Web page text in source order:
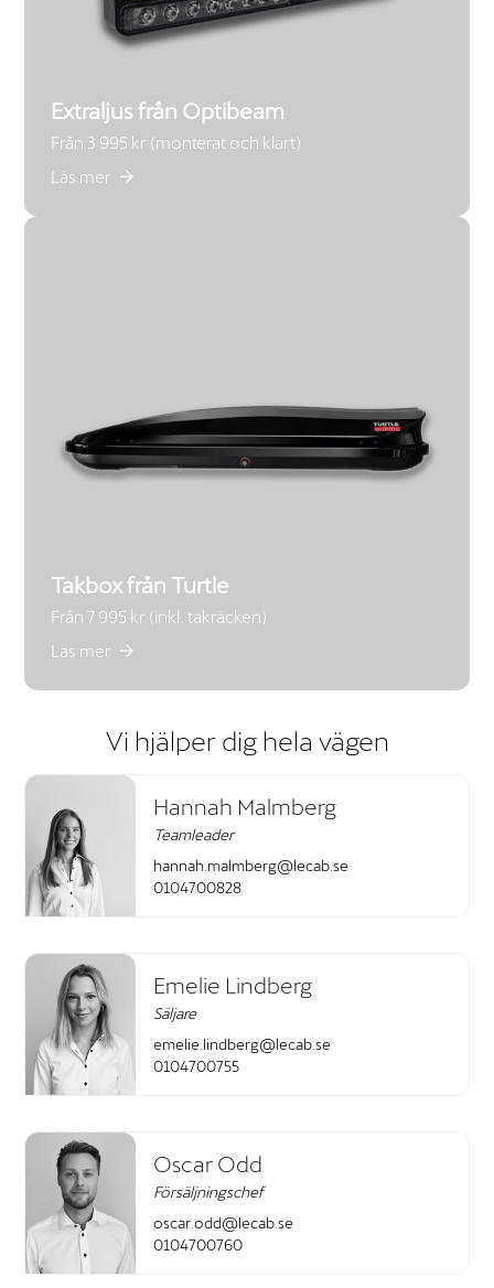
Extraljus från Optibeam
Från 3 995 kr (monterat och klart)
Läs mer
Takbox från Turtle
Från 7 995 kr (inkl. takräcken)
Läs mer
Vi hjälper dig hela vägen
Hannah Malmberg
Teamleader
hannah.malmberg@lecab.se
0104700828
Emelie Lindberg
Säljare
emelie.lindberg@lecab.se
0104700755
Oscar Odd
Försäljningschef
oscar.odd@lecab.se
0104700760